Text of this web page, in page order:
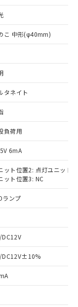
こ 中形(φ40mm)
タネイト
負荷用
6mA
ット位置2: 点灯ユニット
ット位置3: NC
ランプ
DC12V
DC12V±10%
質）の
商品で